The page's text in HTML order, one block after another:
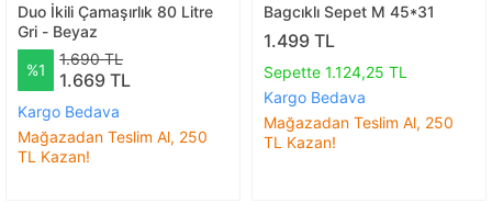
Duo İkili Çamaşırlık 80 Litre
Gri - Beyaz
%1
1.690 TL
1.669 TL
Kargo Bedava
Mağazadan Teslim Al, 250
TL Kazan!
Bagcıklı Sepet M 45*31
1.499 TL
Sepette 1.124,25 TL
Kargo Bedava
Mağazadan Teslim Al, 250
TL Kazan!